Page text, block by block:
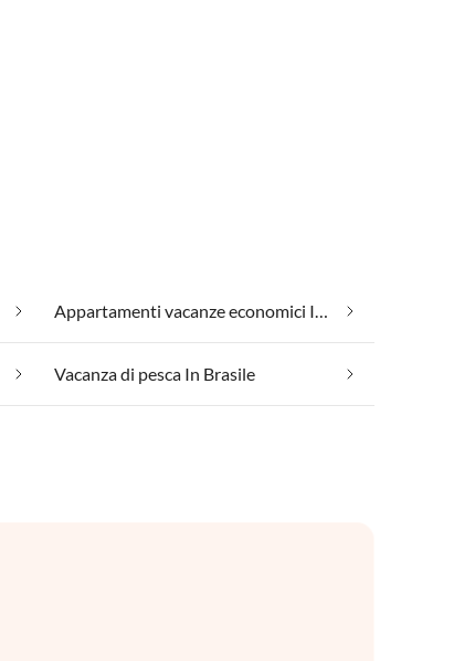
Appartamenti vacanze economici In Brasile
Vacanza di pesca In Brasile